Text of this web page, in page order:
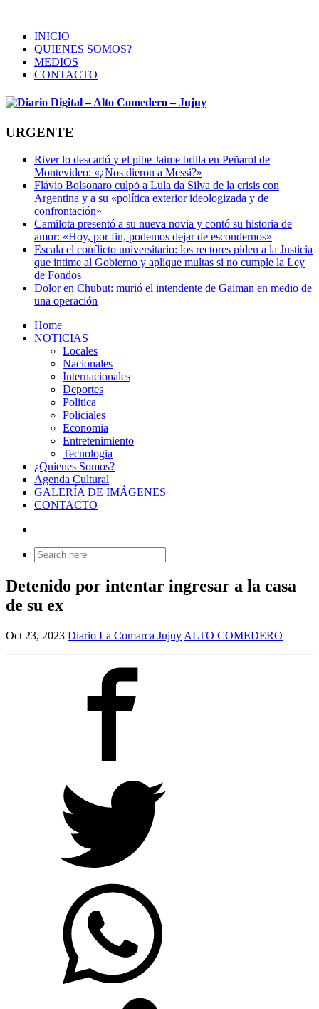
INICIO
QUIENES SOMOS?
MEDIOS
CONTACTO
URGENTE
River lo descartó y el pibe Jaime brilla en Peñarol de
Montevideo: «¿Nos dieron a Messi?»
Flávio Bolsonaro culpó a Lula da Silva de la crisis con
Argentina y a su «política exterior ideologizada y de
confrontación»
Camilota presentó a su nueva novia y contó su historia de
amor: «Hoy, por fin, podemos dejar de escondernos»
Escala el conflicto universitario: los rectores piden a la Justicia
que intime al Gobierno y aplique multas si no cumple la Ley
de Fondos
Dolor en Chubut: murió el intendente de Gaiman en medio de
una operación
Home
NOTICIAS
Locales
Nacionales
Internacionales
Deportes
Politica
Policiales
Economia
Entretenimiento
Tecnologia
¿Quienes Somos?
Agenda Cultural
GALERÍA DE IMÁGENES
CONTACTO
Search
for:
Detenido por intentar ingresar a la casa
de su ex
Oct 23, 2023 Diario La Comarca Jujuy ALTO COMEDERO